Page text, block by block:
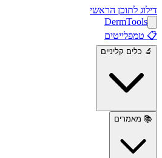
דילוג לתוכן הראשי
DermTools
📋 טמפלייטים
🔬 כלים קליניים
📚 מאמרים